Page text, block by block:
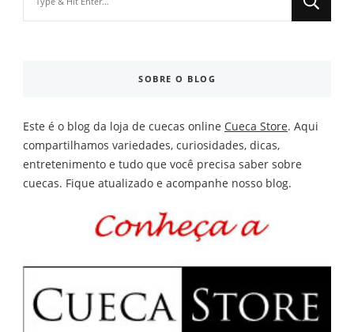
SOBRE O BLOG
Este é o blog da loja de cuecas online Cueca Store. Aqui
compartilhamos variedades, curiosidades, dicas,
entretenimento e tudo que você precisa saber sobre
cuecas. Fique atualizado e acompanhe nosso blog.